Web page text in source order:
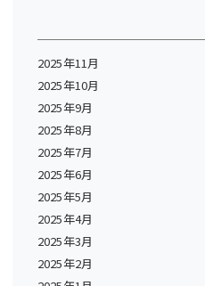
2025年11月
2025年10月
2025年9月
2025年8月
2025年7月
2025年6月
2025年5月
2025年4月
2025年3月
2025年2月